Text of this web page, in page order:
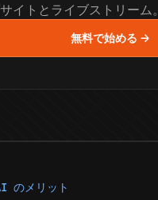
イトとライブストリーム。
無料で始める →
のメリット